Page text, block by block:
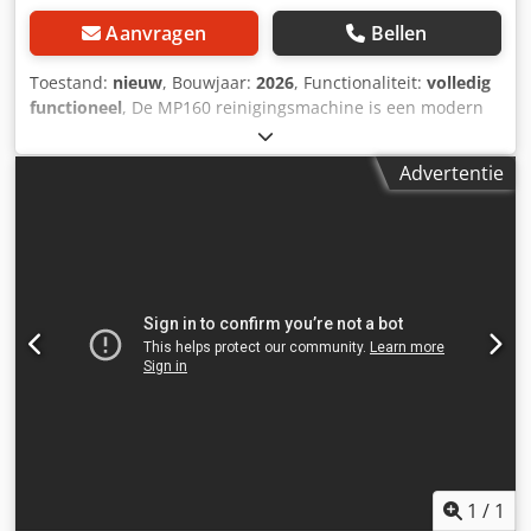
Aanvragen Bellen
Toestand: nieuw, Bouwjaar: 2026, Functionaliteit: volledig
functioneel, De MP160 reinigingsmachine is een modern
apparaat, ontworpen voor het intensief reinigen van
industriële en automobielonderdelen in een gesloten
systeem, met gebruik van hoge temperatuur en druk.
Belangrijkste voordelen van de MP160 reinigingsmachine:
* Werkdruk 5–8 bar – maakt het effectief verwijderen van
hardnekkige vervuiling van onderdelen met een complexe
lucht of een mengsel van lucht en reinigingsvloeistof te
Advertentie
1 / 1